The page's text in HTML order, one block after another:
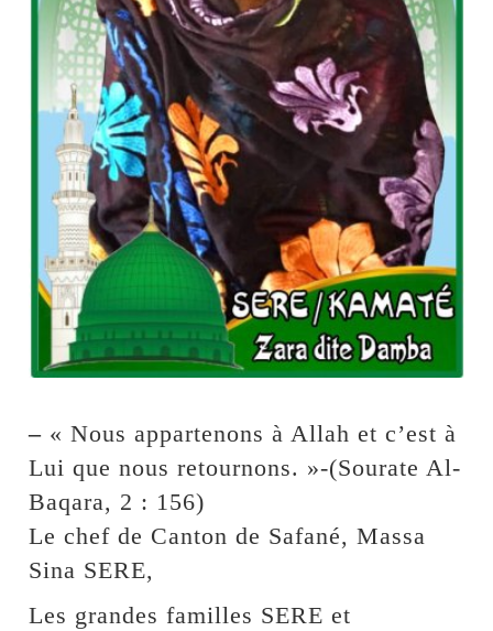
– « Nous appartenons à Allah et c’est à
Lui que nous retournons. »-(Sourate Al-
Baqara, 2 : 156)
Le chef de Canton de Safané, Massa
Sina SERE,
Les grandes familles SERE et